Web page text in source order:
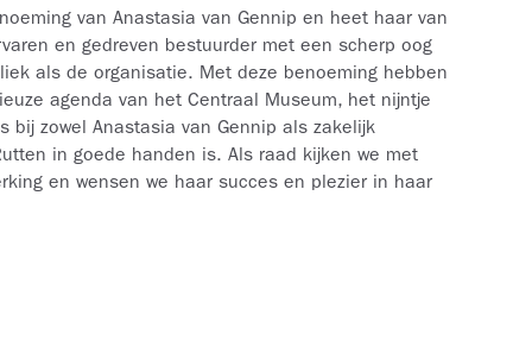
van Anastasia van Gennip en heet haar van
en gedreven bestuurder met een scherp oog
als de organisatie. Met deze benoeming hebben
agenda van het Centraal Museum, het nijntje
bij zowel Anastasia van Gennip als zakelijk
in goede handen is. Als raad kijken we met
en wensen we haar succes en plezier in haar